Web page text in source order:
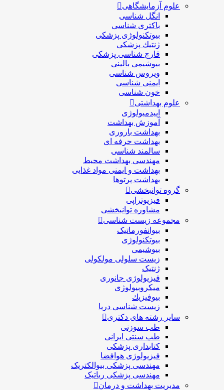
علوم آزمایشگاهی
انگل شناسی
باکتری شناسی
بیوتکنولوژی پزشکی
ژنتيك پزشکی
قارچ شناسی پزشكی
بیوشیمی بالینی
ویروس شناسی
ایمنی شناسی
خون شناسی
علوم بهداشتی
اپیدمیولوژی
آموزش بهداشت
بهداشت باروری
بهداشت حرفه ای
سالمند شناسی
مهندسی بهداشت محيط
بهداشت و ایمنی مواد غذایی
بهداشت پرتوها
گروه توانبخشی
فیزیوتراپی
مشاوره توانبخشی
مجموعه زیست شناسی
بیوانفورماتیک
بیوتکنولوژی
بیوشیمی
زیست سلولی مولکولی
ژنتیک
فیزیولوژی جانوری
میکروبیولوژی
بيوفيزيك
زیست شناسی دریا
سایر رشته های دکتری
طب سوزنی
طب سنتی ایرانی
کتابداری پزشکی
فیزیولوژی هوافضا
مهندسی پزشکی بیوالکتریک
مهندسی پزشکی رباتیک
مدیریت بهداشت و درمان